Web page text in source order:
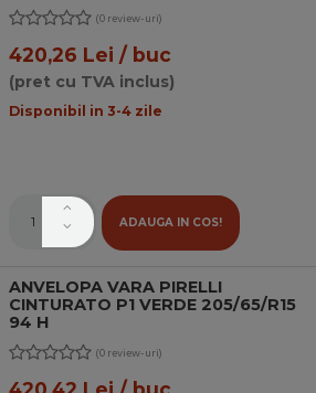
(0 review-uri)
420,26 Lei / buc
(pret cu TVA inclus)
Disponibil in 3-4 zile
ADAUGA IN COS!
ANVELOPA VARA PIRELLI
CINTURATO P1 VERDE 205/65/R15
94 H
(0 review-uri)